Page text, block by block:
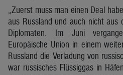
„Zuerst muss man einen Deal
aus Russland und auch nicht aus
Diplomaten. Im Juni
Europäische Union in einem
Russland die Verladung von
war russisches Flüssiggas in